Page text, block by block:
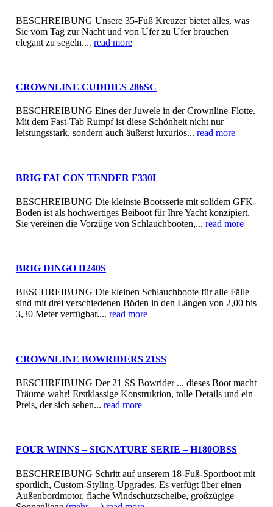
BESCHREIBUNG Unsere 35-Fuß Kreuzer bietet alles, was
Sie vom Tag zur Nacht und von Ufer zu Ufer brauchen
elegant zu segeln.... read more
CROWNLINE CUDDIES 286SC
BESCHREIBUNG Eines der Juwele in der Crownline-Flotte.
Mit dem Fast-Tab Rumpf ist diese Schönheit nicht nur
leistungsstark, sondern auch äußerst luxuriös... read more
BRIG FALCON TENDER F330L
BESCHREIBUNG Die kleinste Bootsserie mit solidem GFK-
Boden ist als hochwertiges Beiboot für Ihre Yacht konzipiert.
Sie vereinen die Vorzüge von Schlauchbooten,... read more
BRIG DINGO D240S
BESCHREIBUNG Die kleinen Schlauchboote für alle Fälle
sind mit drei verschiedenen Böden in den Längen von 2,00 bis
3,30 Meter verfügbar.... read more
CROWNLINE BOWRIDERS 21SS
BESCHREIBUNG Der 21 SS Bowrider ... dieses Boot macht
Träume wahr! Erstklassige Konstruktion, tolle Details und ein
Preis, der sich sehen... read more
FOUR WINNS – SIGNATURE SERIE – H180OBSS
BESCHREIBUNG Schritt auf unserem 18-Fuß-Sportboot mit
sportlich, Custom-Styling-Upgrades. Es verfügt über einen
Außenbordmotor, flache Windschutzscheibe, großzügige